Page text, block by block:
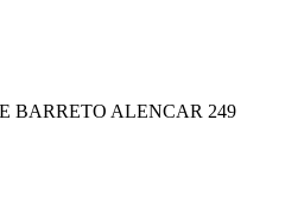
BARRETO ALENCAR 249